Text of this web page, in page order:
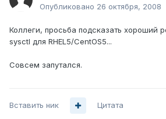
Опубликовано 26 октября, 2008
Коллеги, просьба подсказать хороший
sysctl для RHEL5/CentOS5...
Совсем запутался.
Вставить ник Цитата